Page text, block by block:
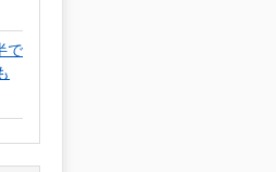
で